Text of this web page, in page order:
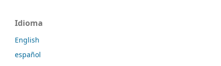
Idioma
English
español